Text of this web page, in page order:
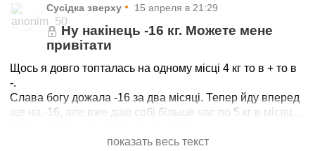
Сусідка зверху • 15 апреля в 21:29
Ну накінець -16 кг. Можете мене
привітати
Щось я довго топталась на одному місці 4 кг то в + то в
-.
Слава богу дожала -16 за два місяці. Тепер йду вперед
ще на -16, але вже даю собі більше час по 5 кг в місяць.
показать весь текст